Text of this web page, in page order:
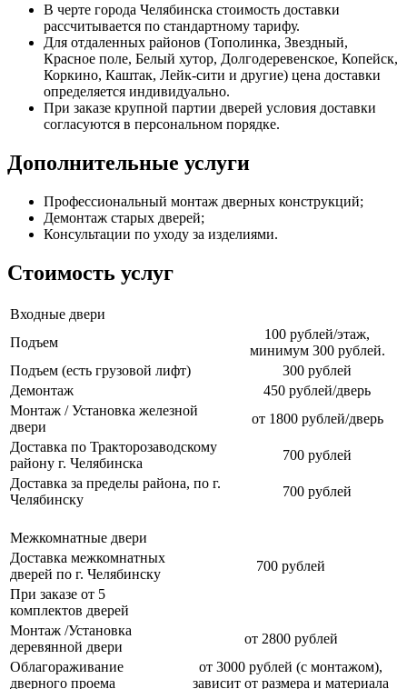
В черте города Челябинска стоимость доставки
рассчитывается по стандартному тарифу.
Для отдаленных районов (Тополинка, Звездный,
Красное поле, Белый хутор, Долгодеревенское, Копейск,
Коркино, Каштак, Лейк-сити и другие) цена доставки
определяется индивидуально.
При заказе крупной партии дверей условия доставки
согласуются в персональном порядке.
Дополнительные услуги
Профессиональный монтаж дверных конструкций;
Демонтаж старых дверей;
Консультации по уходу за изделиями.
Стоимость услуг
Входные двери
Подъем
100 рублей/этаж,
минимум 300 рублей.
Подъем (есть грузовой лифт)
300 рублей
Демонтаж
450 рублей/дверь
Монтаж / Установка железной
двери
от 1800 рублей/дверь
Доставка по Тракторозаводскому
району г. Челябинска
700 рублей
Доставка за пределы района, по г.
Челябинску
700 рублей
Межкомнатные двери
Доставка межкомнатных
дверей по г. Челябинску
700 рублей
При заказе от 5
комплектов дверей
Монтаж /Установка
деревянной двери
от 2800 рублей
Облагораживание
дверного проема
от 3000 рублей (с монтажом),
зависит от размера и материала